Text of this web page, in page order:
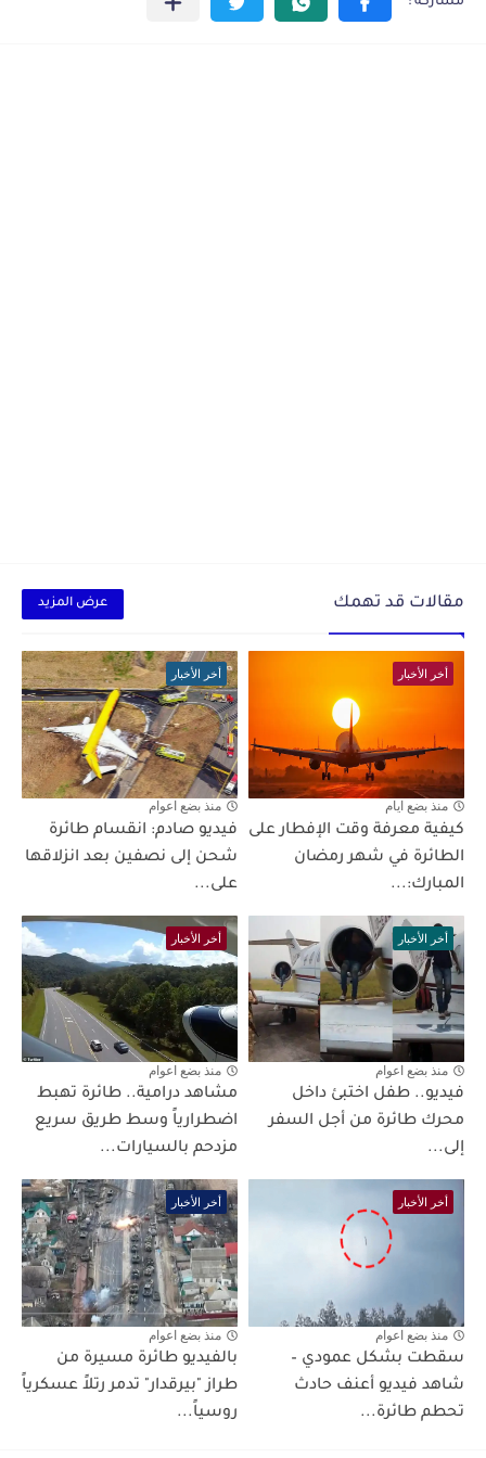
مقالات قد تهمك عرض المزيد
أخر الأخبار
منذ بضع ايام
كيفية معرفة وقت الإفطار على
الطائرة في شهر رمضان
المبارك:...
أخر الأخبار
منذ بضع اعوام
فيديو صادم: انقسام طائرة
شحن إلى نصفين بعد انزلاقها
على...
أخر الأخبار
منذ بضع اعوام
فيديو.. طفل اختبئ داخل
محرك طائرة من أجل السفر
إلى...
أخر الأخبار
منذ بضع اعوام
مشاهد درامية.. طائرة تهبط
اضطرارياً وسط طريق سريع
مزدحم بالسيارات...
أخر الأخبار
منذ بضع اعوام
سقطت بشكل عمودي –
شاهد فيديو أعنف حادث
تحطم طائرة...
أخر الأخبار
منذ بضع اعوام
بالفيديو طائرة مسيرة من
طراز "بيرقدار" تدمر رتلاً عسكرياً
روسياً...